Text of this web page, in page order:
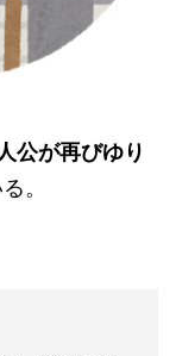
公が再びゆり
。